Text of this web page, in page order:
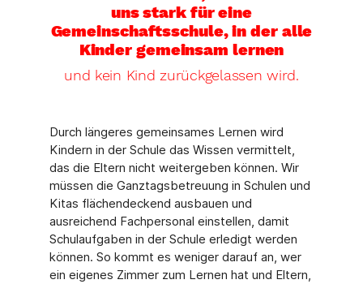
uns stark für eine
Gemeinschaftsschule, in der alle
Kinder gemeinsam lernen
und kein Kind zurückgelassen wird.
Durch längeres gemeinsames Lernen wird
Kindern in der Schule das Wissen vermittelt,
das die Eltern nicht weitergeben können. Wir
müssen die Ganztagsbetreuung in Schulen und
Kitas flächendeckend ausbauen und
ausreichend Fachpersonal einstellen, damit
Schulaufgaben in der Schule erledigt werden
können. So kommt es weniger darauf an, wer
ein eigenes Zimmer zum Lernen hat und Eltern,